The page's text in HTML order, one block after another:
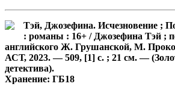
Тэй, Джозефина. Исчезновение ;
: романы : 16+ / Джозефина Тэй ;
английского Ж. Грушанской, М.
АСТ, 2023. — 509, [1] с. ; 21 см. —
детектива).
Хранение: ГБ18